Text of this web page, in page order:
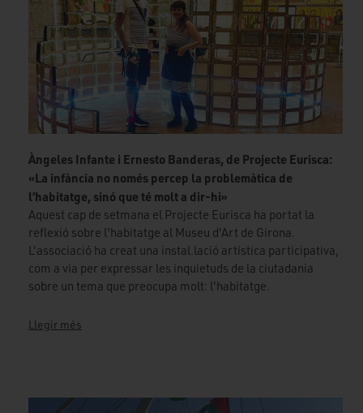
Àngeles Infante i Ernesto Banderas, de Projecte Eurisca:
«La infància no només percep la problemàtica de
l’habitatge, sinó que té molt a dir-hi»
Aquest cap de setmana el Projecte Eurisca ha portat la
reflexió sobre l'habitatge al Museu d'Art de Girona.
L'associació ha creat una instal.lació artística participativa,
com a via per expressar les inquietuds de la ciutadania
sobre un tema que preocupa molt: l'habitatge.
Llegir més